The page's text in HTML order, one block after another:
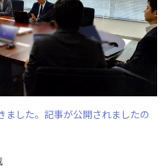
した。記事が公開されましたの